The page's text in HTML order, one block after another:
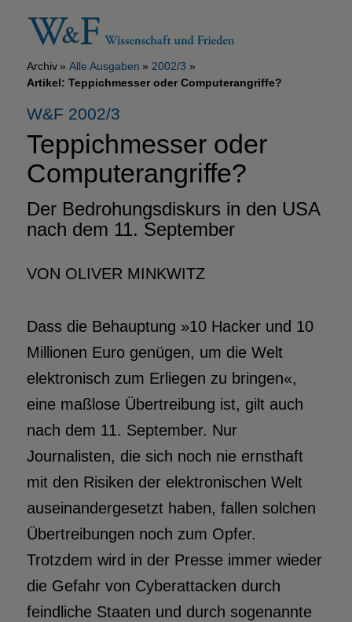
Archiv Alle Ausgaben
2002/3
Artikel: Teppichmesser oder Computerangriffe?
W&F 2002/3
Teppichmesser oder
Computerangriffe?
Der Bedrohungsdiskurs in den USA
nach dem 11. September
VON OLIVER MINKWITZ
Dass die Behauptung »10 Hacker und 10
Millionen Euro genügen, um die Welt
elektronisch zum Erliegen zu bringen«,
eine maßlose Übertreibung ist, gilt auch
nach dem 11. September. Nur
Journalisten, die sich noch nie ernsthaft
mit den Risiken der elektronischen Welt
auseinandergesetzt haben, fallen solchen
Übertreibungen noch zum Opfer.
Trotzdem wird in der Presse immer wieder
die Gefahr von Cyberattacken durch
feindliche Staaten und durch sogenannte